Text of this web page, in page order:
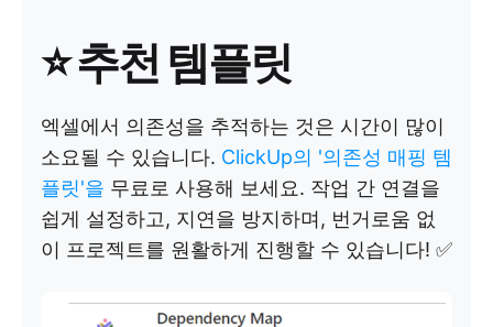
⭐추천 템플릿
엑셀에서 의존성을 추적하는 것은 시간이 많이
소요될 수 있습니다. ClickUp의 '의존성 매핑 템
플릿'을 무료로 사용해 보세요. 작업 간 연결을
쉽게 설정하고, 지연을 방지하며, 번거로움 없
이 프로젝트를 원활하게 진행할 수 있습니다! ✅